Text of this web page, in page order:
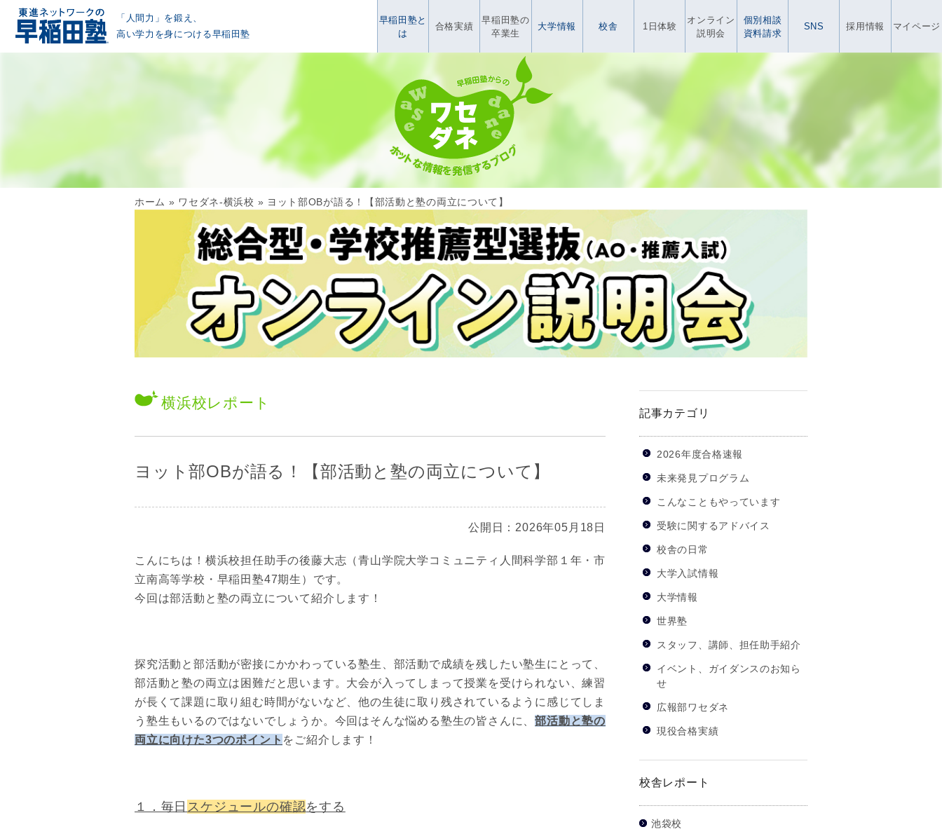
「人間力」を鍛え、
高い学力を身につける早稲田塾
早稲田塾と
は
合格実績
早稲田塾の
卒業生
大学情報 校舎 1日体験
オンライン
説明会
個別相談
資料請求
SNS 採用情報 マイページ
ホーム » ワセダネ-横浜校 » ヨット部OBが語る！【部活動と塾の両立について】
横浜校レポート
ヨット部OBが語る！【部活動と塾の両立について】
公開日：2026年05月18日
こんにちは！横浜校担任助手の後藤大志（青山学院大学コミュニティ人間科学部１年・市
立南高等学校・早稲田塾47期生）です。
今回は部活動と塾の両立について紹介します！
探究活動と部活動が密接にかかわっている塾生、部活動で成績を残したい塾生にとって、
部活動と塾の両立は困難だと思います。大会が入ってしまって授業を受けられない、練習
が長くて課題に取り組む時間がないなど、他の生徒に取り残されているように感じてしま
う塾生もいるのではないでしょうか。今回はそんな悩める塾生の皆さんに、部活動と塾の
両立に向けた3つのポイント を ご紹介します！
１．毎日 スケジュールの確認をする
記事カテゴリ
2026年度合格速報
未来発見プログラム
こんなこともやっています
受験に関するアドバイス
校舎の日常
大学入試情報
大学情報
世界塾
スタッフ、講師、担任助手紹介
イベント、ガイダンスのお知ら
せ
広報部ワセダネ
現役合格実績
校舎レポート
池袋校